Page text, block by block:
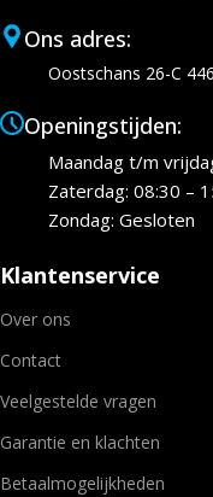
Ons adres:
Oostschans 26-C
Openingstijden:
Maandag t/m
Zaterdag: 08:30 –
Zondag: Gesloten
Klantenservice
Over ons
Contact
Veelgestelde vragen
Garantie en klachten
Betaalmogelijkheden